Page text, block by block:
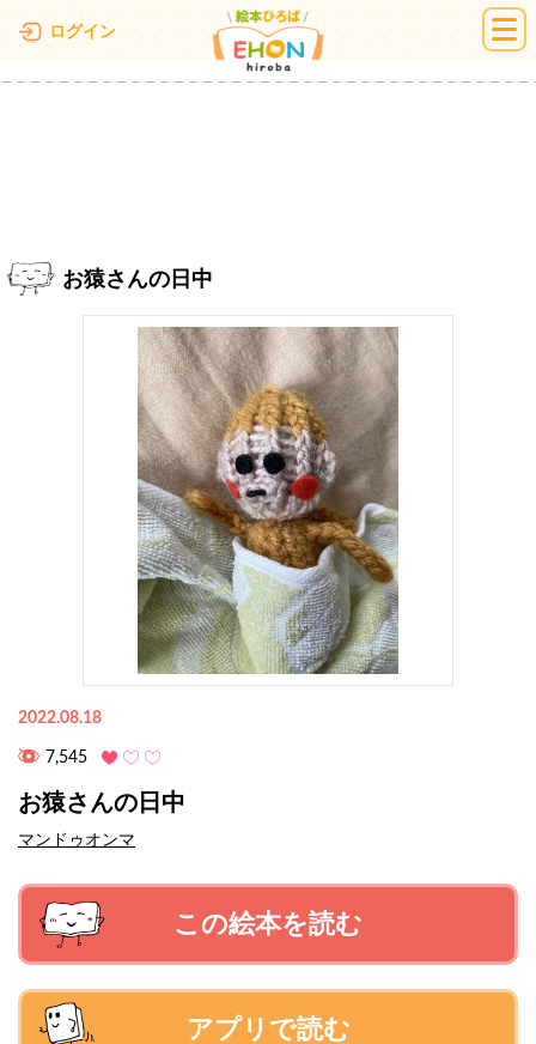
ログイン 絵本ひろば
お猿さんの日中
2022.08.18
7,545
お猿さんの日中
マンドゥオンマ
この絵本を読む
アプリで読む